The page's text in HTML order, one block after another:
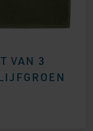
VAN 3